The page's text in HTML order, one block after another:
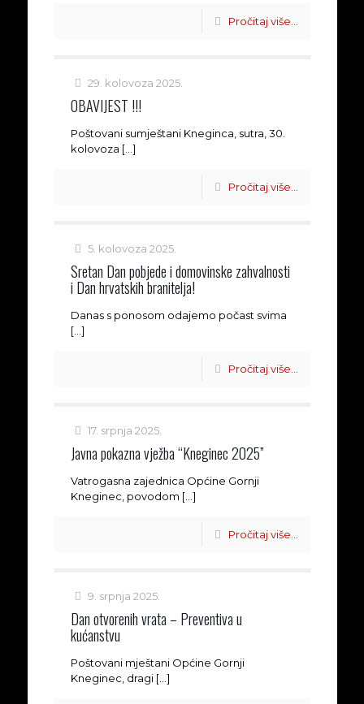
Pročitaj više...
29. kolovoza 2025.
OBAVIJEST !!!
Poštovani sumještani Kneginca, sutra, 30.
kolovoza […]
Pročitaj više...
5. kolovoza 2025.
Sretan Dan pobjede i domovinske zahvalnosti
i Dan hrvatskih branitelja!
Danas s ponosom odajemo počast svima
[…]
Pročitaj više...
17. srpnja 2025.
Javna pokazna vježba “Kneginec 2025”
Vatrogasna zajednica Općine Gornji
Kneginec, povodom […]
Pročitaj više...
9. srpnja 2025.
Dan otvorenih vrata – Preventiva u
kućanstvu
Poštovani mještani Općine Gornji
Kneginec, dragi[…]